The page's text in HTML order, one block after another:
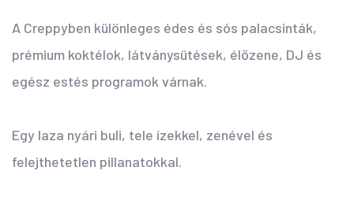
A Creppyben különleges édes és sós palacsinták,
prémium koktélok, látványsütések, élőzene, DJ és
egész estés programok várnak.
Egy laza nyári buli, tele ízekkel, zenével és
felejthetetlen pillanatokkal.